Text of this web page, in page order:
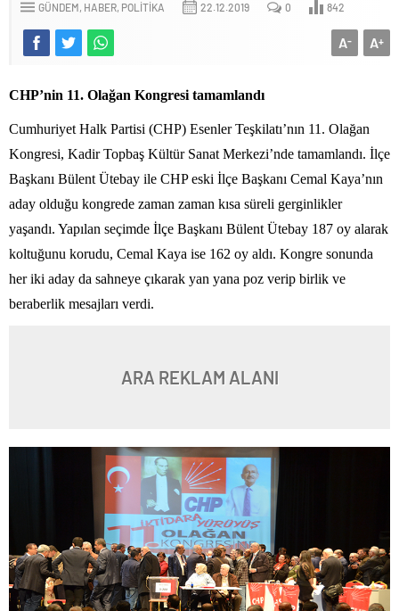
GÜNDEM HABER POLITIKA 22.12.2019 0 842
A+
A-
CHP’nin 11. Olağan Kongresi tamamlandı
Cumhuriyet Halk Partisi (CHP) Esenler Teşkilatı’nın 11. Olağan
Kongresi, Kadir Topbaş Kültür Sanat Merkezi’nde tamamlandı. İlçe
Başkanı Bülent Ütebay ile CHP eski İlçe Başkanı Cemal Kaya’nın
aday olduğu kongrede zaman zaman kısa süreli gerginlikler
yaşandı. Yapılan seçimde İlçe Başkanı Bülent Ütebay 187 oy alarak
koltuğunu korudu, Cemal Kaya ise 162 oy aldı. Kongre sonunda
her iki aday da sahneye çıkarak yan yana poz verip birlik ve
beraberlik mesajları verdi.
ARA REKLAM ALANI